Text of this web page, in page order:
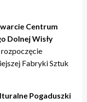
Centrum
Dolnej Wisły
rozpoczęcie
Fabryki Sztuk
Pogaduszki